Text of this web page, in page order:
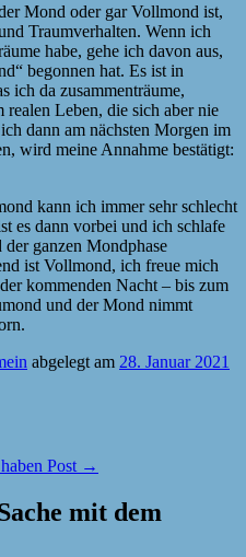
Mond oder gar Vollmond ist,
Traumverhalten. Wenn ich
habe, gehe ich davon aus,
begonnen hat. Es ist in
ich da zusammenträume,
realen Leben, die sich aber nie
dann am nächsten Morgen im
wird meine Annahme bestätigt:
kann ich immer sehr schlecht
es dann vorbei und ich schlafe
ganzen Mondphase
ist Vollmond, ich freue mich
kommenden Nacht – bis zum
und der Mond nimmt
abgelegt am 28. Januar 2021
Post →
mit dem